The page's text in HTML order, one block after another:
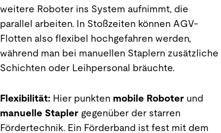
weitere Roboter ins System aufnimmt, die
parallel arbeiten. In Stoßzeiten können AGV-
Flotten also flexibel hochgefahren werden,
während man bei manuellen Staplern zusätzliche
Schichten oder Leihpersonal bräuchte.
Flexibilität: Hier punkten mobile Roboter und
manuelle Stapler gegenüber der starren
Fördertechnik. Ein Förderband ist fest mit dem